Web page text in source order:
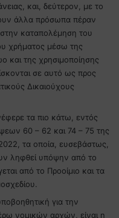
και, δεύτερον, με το
άλλα πρόσωπα πέραν
καταπολέμηση του
χρήματος μέσω της
και της χρησιμοποίησης
σε αυτό ως προς
Δικαιούχους
τα πιο κάτω, εντός
60 – 62 και 74 – 75 της
τα οποία, ευσεβάστως,
ληφθεί υπόψην από το
από το Προοίμιο και τα
για την
νομικών αρχών, είναι η